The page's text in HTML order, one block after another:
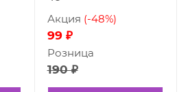
99 ₽
Акция (-48%)
190 ₽
Розница